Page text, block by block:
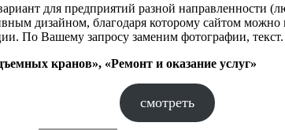
для предприятий разной направленности
дизайном, благодаря которому сайтом
По Вашему запросу заменим фотографии, текст.
кранов», «Ремонт и оказание услуг»
смотреть